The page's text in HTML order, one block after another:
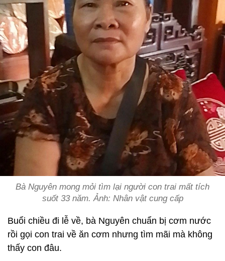
Bà Nguyên mong mỏi tìm lại người con trai mất tích
suốt 33 năm. Ảnh: Nhân vật cung cấp
Buổi chiều đi lễ về, bà Nguyên chuẩn bị cơm nước
rồi gọi con trai về ăn cơm nhưng tìm mãi mà không
thấy con đâu.